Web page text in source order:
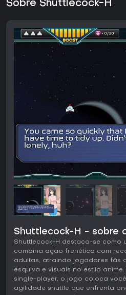
Sobre Shuttlecock-H
Shuttlecock-H - sobre
Shuttlecock-H destaca-se como
combina ação frenética com
adultas, atraindo jogadores fãs
esquiva e visuais no estilo
single-player, o jogo coloca
agilidade shuttle que enfrenta